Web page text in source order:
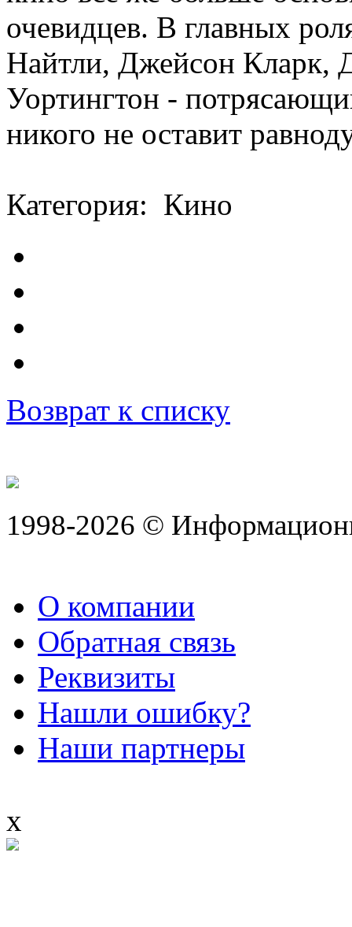
очевидцев. В главных
Найтли, Джейсон Кларк,
Уортингтон -
никого не оставит
Категория: Кино
Возврат к списку
1998-2026 ©
О компании
Обратная связь
Реквизиты
Нашли ошибку?
Наши партнеры
x